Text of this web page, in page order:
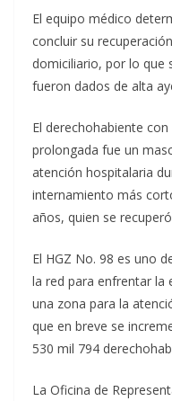
El equipo médico
concluir su
domiciliario, por lo que
fueron dados de alta
El derechohabiente
prolongada fue un
atención hospitalaria
internamiento más
años, quien se
El HGZ No. 98 es uno
la red para enfrentar la
una zona para la
que en breve se
530 mil 794
La Oficina de